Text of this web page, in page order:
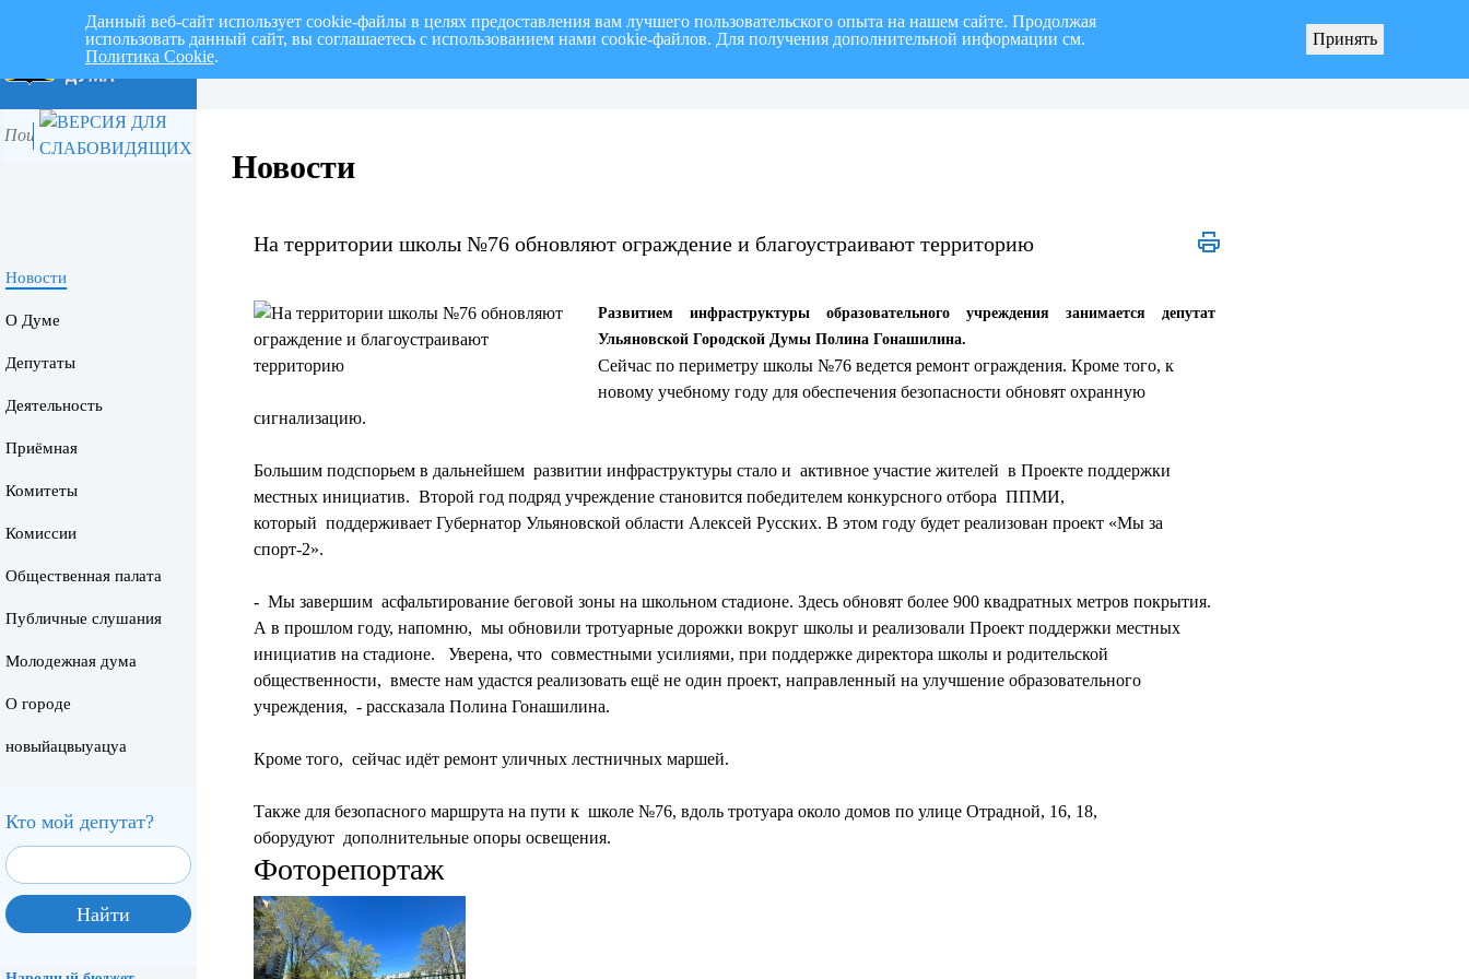
О мерах по реализации инициативных
Новости
О Думе
Депутаты
Деятельность
Приёмная
Комитеты
Комиссии
Общественная палата
Публичные слушания
Молодежная дума
О городе
новыйацвыуацуа
Кто мой депутат?
Новости
На территории школы №76 обновляют ограждение и благоустраивают территорию
Развитием инфраструктуры образовательного учреждения занимается депутат
Ульяновской Городской Думы Полина Гонашилина.
Сейчас по периметру школы №76 ведется ремонт ограждения. Кроме того, к
новому учебному году для обеспечения безопасности обновят охранную
сигнализацию.
Большим подспорьем в дальнейшем развитии инфраструктуры стало и активное участие жителей в Проекте поддержки
местных инициатив. Второй год подряд учреждение становится победителем конкурсного отбора ППМИ,
который поддерживает Губернатор Ульяновской области Алексей Русских. В этом году будет реализован проект «Мы за
спорт-2».
- Мы завершим асфальтирование беговой зоны на школьном стадионе. Здесь обновят более 900 квадратных метров покрытия.
А в прошлом году, напомню, мы обновили тротуарные дорожки вокруг школы и реализовали Проект поддержки местных
инициатив на стадионе. Уверена, что совместными усилиями, при поддержке директора школы и родительской
общественности, вместе нам удастся реализовать ещё не один проект, направленный на улучшение образовательного
учреждения, - рассказала Полина Гонашилина.
Кроме того, сейчас идёт ремонт уличных лестничных маршей.
Также для безопасного маршрута на пути к школе №76, вдоль тротуара около домов по улице Отрадной, 16, 18,
оборудуют дополнительные опоры освещения.
Фоторепортаж
Данный веб-сайт использует cookie-файлы в целях предоставления вам лучшего пользовательского опыта на нашем сайте. Продолжая
использовать данный сайт, вы соглашаетесь с использованием нами cookie-файлов. Для получения дополнительной информации см.
Политика Cookie.
Принять